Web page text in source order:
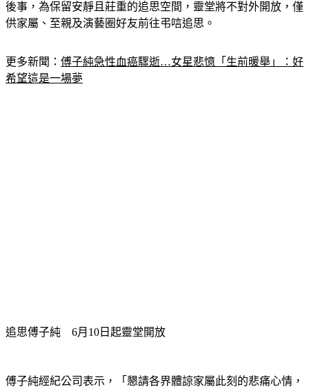
後事，為保留安靜且莊重的追思空間，靈堂將不對外開放，僅
供家屬、至親及演藝圈好友前往弔唁追思。
更多新聞： 傅子純急性血癌驟逝…女星悲憶「生前暖舉」：好
希望這是一場夢
追思傅子純　6月10日起靈堂開放
傅子純經紀公司表示，「懇請各界體諒家屬此刻的悲痛心情，